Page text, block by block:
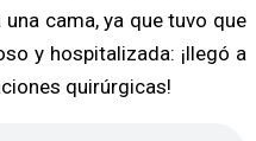
cama, ya que tuvo que
y hospitalizada: ¡llegó a
quirúrgicas!